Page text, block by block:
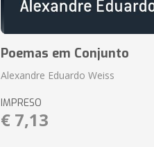
Poemas em Conjunto
Alexandre Eduardo Weiss
IMPRESO
€ 7,13